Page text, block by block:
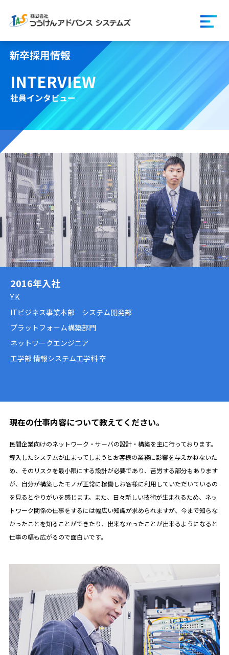
ハンバ
新卒採用情報
INTERVIEW
社員インタビュー
2016年入社
Y.K
ITビジネス事業本部 システム開発部
プラットフォーム構築部門
ネットワークエンジニア
工学部 情報システム工学科 卒
現在の仕事内容について教えてください。
民間企業向けのネットワーク・サーバの設計・構築を主に行っております。
導入したシステムが止まってしまうとお客様の業務に影響を与えかねないた
め、そのリスクを最小限にする設計が必要であり、苦労する部分もあります
が、自分が構築したモノが正常に稼働しお客様に利用していただいているの
を見るとやりがいを感じます。また、日々新しい技術が生まれるため、ネッ
トワーク関係の仕事をするには幅広い知識が求められますが、今まで知らな
かったことを知ることができたり、出来なかったことが出来るようになると
仕事の幅も広がるので面白いです。